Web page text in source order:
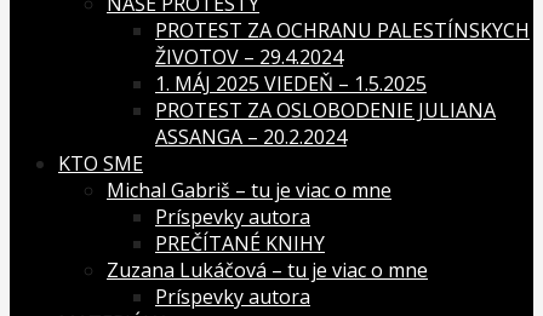
PROTEST ZA OCHRANU PALESTÍNSKYCH
ŽIVOTOV – 29.4.2024
1. MÁJ 2025 VIEDEŇ – 1.5.2025
PROTEST ZA OSLOBODENIE JULIANA
ASSANGA – 20.2.2024
KTO SME
Michal Gabriš – tu je viac o mne
Príspevky autora
PREČÍTANÉ KNIHY
Zuzana Lukáčová – tu je viac o mne
Príspevky autora